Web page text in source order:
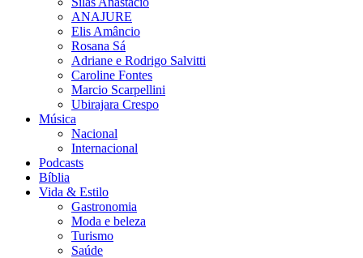
ANAJURE
Elis Amâncio
Rosana Sá
Adriane e Rodrigo Salvitti
Caroline Fontes
Marcio Scarpellini
Ubirajara Crespo
Música
Nacional
Internacional
Podcasts
Bíblia
Vida & Estilo
Gastronomia
Moda e beleza
Turismo
Saúde